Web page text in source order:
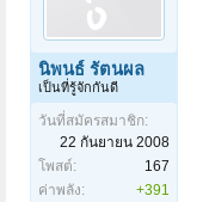
นิพนธ์ รัตนผล
เป็นที่รู้จักกันดี
วันที่สมัครสมาชิก:
22 กันยายน 2008
โพสต์:
167
ค่าพลัง:
+391